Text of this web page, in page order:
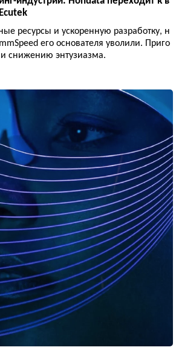
ресурсы и ускоренную разработку, н
его основателя уволили. Приго
и снижению энтузиазма.